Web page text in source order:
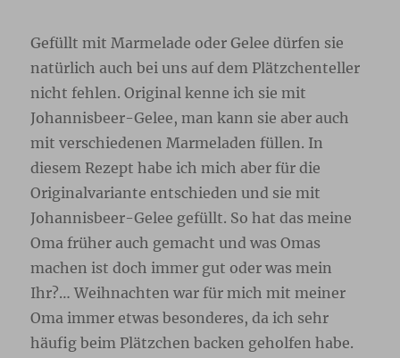
Gefüllt mit Marmelade oder Gelee dürfen sie
natürlich auch bei uns auf dem Plätzchenteller
nicht fehlen. Original kenne ich sie mit
Johannisbeer-Gelee, man kann sie aber auch
mit verschiedenen Marmeladen füllen. In
diesem Rezept habe ich mich aber für die
Originalvariante entschieden und sie mit
Johannisbeer-Gelee gefüllt. So hat das meine
Oma früher auch gemacht und was Omas
machen ist doch immer gut oder was mein
Ihr?… Weihnachten war für mich mit meiner
Oma immer etwas besonderes, da ich sehr
häufig beim Plätzchen backen geholfen habe.